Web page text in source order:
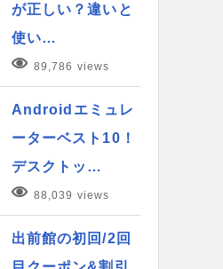
が正しい？違いと
使い…
89,786 views
Androidエミュレ
ーターベスト10！
デスクトッ…
88,039 views
出前館の初回/2回